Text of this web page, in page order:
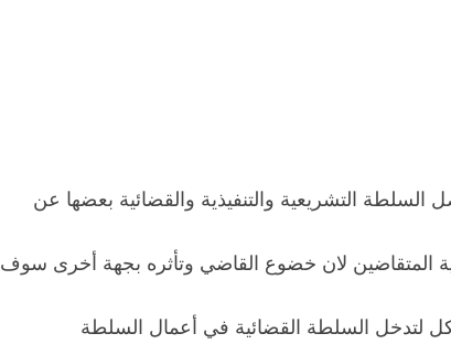
التشريعية والتنفيذية والقضائية بعضها عن
المتقاضين لان خضوع القاضي وتأثره بجهة أخرى سوف
لتدخل السلطة القضائية في أعمال السلطة